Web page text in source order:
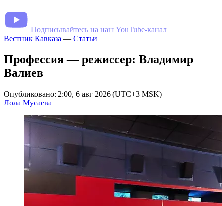
Подписывайтесь на наш YouTube-канал
Вестник Кавказа — Статьи
Профессия — режиссер: Владимир
Валиев
Опубликовано: 2:00, 6 авг 2026 (UTC+3 MSK)
Лола Мусаева